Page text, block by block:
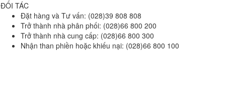
ĐỐI TÁC
Đặt hàng và Tư vấn: (028)39 808 808
Trở thành nhà phân phối: (028)66 800 200
Trở thành nhà cung cấp: (028)66 800 300
Nhận than phiền hoặc khiếu nại: (028)66 800 100